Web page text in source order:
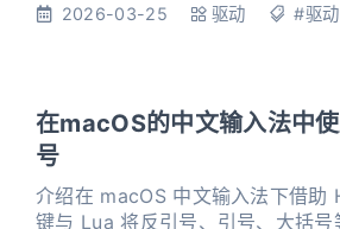
I/O、直接 I/O 与
2026-03-25 驱动 #驱动
在macOS的中文输入法中
号
介绍在 macOS 中文输入法下借
键与 Lua 将反引号、引号、大括